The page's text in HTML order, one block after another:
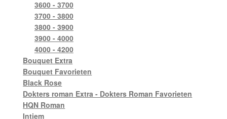
3600 - 3700
3700 - 3800
3800 - 3900
3900 - 4000
4000 - 4200
Bouquet Extra
Bouquet Favorieten
Black Rose
Dokters roman Extra - Dokters Roman Favorieten
HQN Roman
Intiem